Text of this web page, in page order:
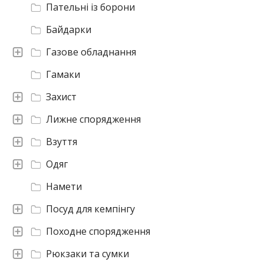
Рюкзаки та сумки
Походне спорядження
Посуд для кемпінгу
Намети
Одяг
Взуття
Лижне спорядження
Захист
Гамаки
Газове обладнання
Байдарки
Пательні із борони